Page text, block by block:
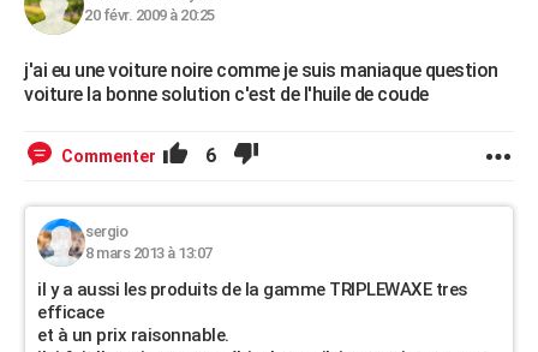
20 févr. 2009 à 20:25
j'ai eu une voiture noire comme je suis maniaque question
voiture la bonne solution c'est de l'huile de coude
Commenter 6
sergio
8 mars 2013 à 13:07
il y a aussi les produits de la gamme TRIPLEWAXE tres
efficace
et à un prix raisonnable.